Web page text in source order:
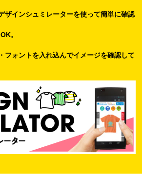
ザインシュミレーターを使って簡単に確認
。
フォントを入れ込んでイメージを確認して